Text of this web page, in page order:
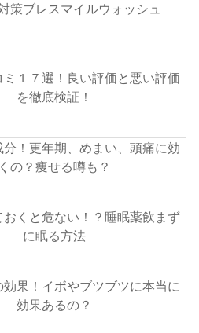
策ブレスマイルウォッシュ
１７選！良い評価と悪い評価
を徹底検証！
！更年期、めまい、頭痛に効
くの？痩せる噂も？
おくと危ない！？睡眠薬飲まず
に眠る方法
効果！イボやブツブツに本当に
効果あるの？